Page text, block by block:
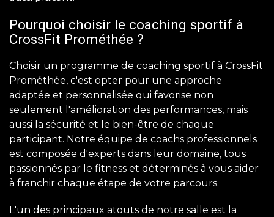
Pourquoi choisir le coaching sportif à
CrossFit Prométhée ?
Choisir un programme de coaching sportif à CrossFit
Prométhée, c'est opter pour une approche
adaptée et personnalisée qui favorise non
seulement l'amélioration des performances, mais
aussi la sécurité et le bien-être de chaque
participant. Notre équipe de coachs professionnels
est composée d'experts dans leur domaine, tous
passionnés par le fitness et déterminés à vous aider
à franchir chaque étape de votre parcours.
L'un des principaux atouts de notre salle est la